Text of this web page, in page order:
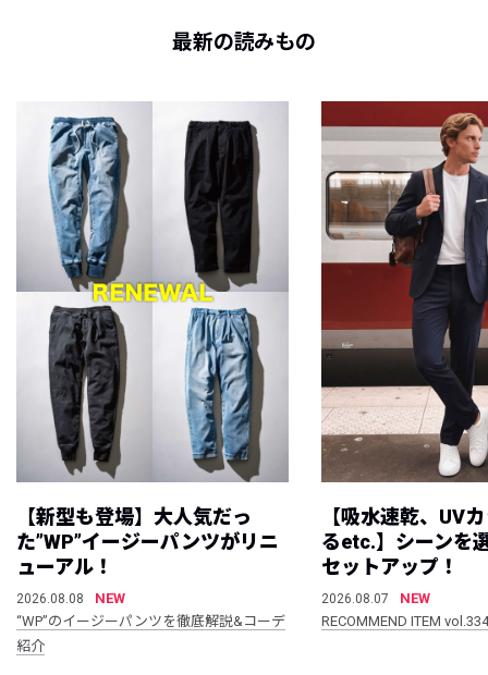
最新の読みもの
【新型も登場】大人気だっ
た”WP”イージーパンツがリニ
ューアル！
2026.08.08
NEW
“WP”のイージーパンツを徹底解説&コーデ
紹介
【吸水速乾、UV
るetc.】シーンを
セットアップ！
2026.08.07
NEW
RECOMMEND ITEM vol.334